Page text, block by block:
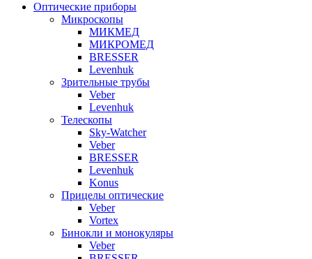
Оптические приборы
Микроскопы
МИКМЕД
МИКРОМЕД
BRESSER
Levenhuk
Зрительные трубы
Veber
Levenhuk
Телескопы
Sky-Watcher
Veber
BRESSER
Levenhuk
Konus
Прицелы оптические
Veber
Vortex
Бинокли и монокуляры
Veber